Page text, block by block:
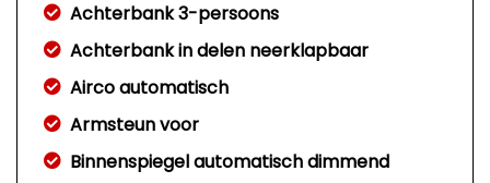
Achterbank 3-persoons
Achterbank in delen neerklapbaar
Airco automatisch
Armsteun voor
Binnenspiegel automatisch dimmend